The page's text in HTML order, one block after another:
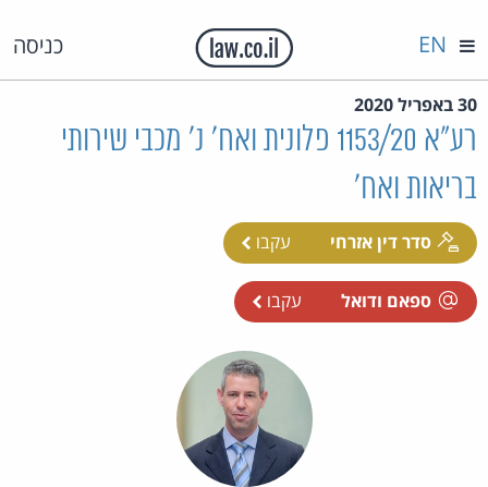
כניסה EN
30 באפריל 2020
רע"א 1153/20 פלונית ואח' נ' מכבי שירותי
בריאות ואח'
סדר דין אזרחי עקבו
ספאם ודואל עקבו